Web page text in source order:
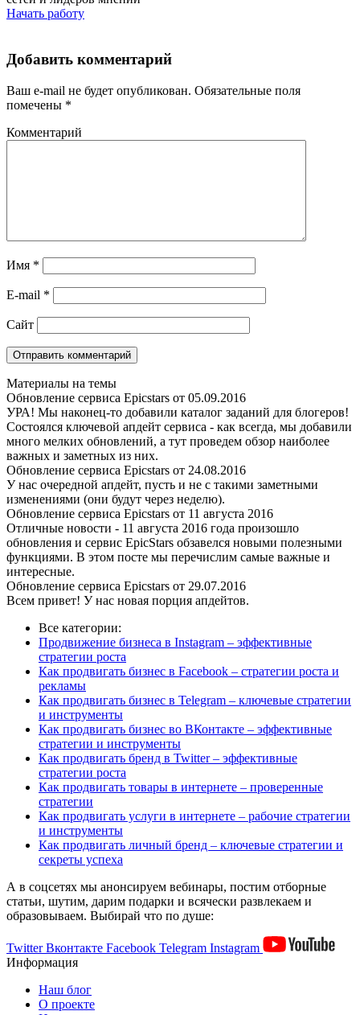
Начать работу
Добавить комментарий
Ваш e-mail не будет опубликован. Обязательные поля
помечены *
Комментарий
Имя *
E-mail *
Сайт
Материалы на темы
Обновление сервиса Epicstars от 05.09.2016
УРА! Мы наконец-то добавили каталог заданий для блогеров!
Состоялся ключевой апдейт сервиса - как всегда, мы добавили
много мелких обновлений, а тут проведем обзор наиболее
важных и заметных из них.
Обновление сервиса Epicstars от 24.08.2016
У нас очередной апдейт, пусть и не с такими заметными
изменениями (они будут через неделю).
Обновление сервиса Epicstars от 11 августа 2016
Отличные новости - 11 августа 2016 года произошло
обновления и сервис EpicStars обзавелся новыми полезными
функциями. В этом посте мы перечислим самые важные и
интересные.
Обновление сервиса Epicstars от 29.07.2016
Всем привет! У нас новая порция апдейтов.
Все категории:
Продвижение бизнеса в Instagram – эффективные
стратегии роста
Как продвигать бизнес в Facebook – стратегии роста и
рекламы
Как продвигать бизнес в Telegram – ключевые стратегии
и инструменты
Как продвигать бизнес во ВКонтакте – эффективные
стратегии и инструменты
Как продвигать бренд в Twitter – эффективные
стратегии роста
Как продвигать товары в интернете – проверенные
стратегии
Как продвигать услуги в интернете – рабочие стратегии
и инструменты
Как продвигать личный бренд – ключевые стратегии и
секреты успеха
А в соцсетях мы анонсируем вебинары, постим отборные
статьи, шутим, дарим подарки и всячески развлекаем и
образовываем. Выбирай что по душе:
TwitterВконтакте Facebook Telegram Instagram
Информация
Наш блог
О проекте